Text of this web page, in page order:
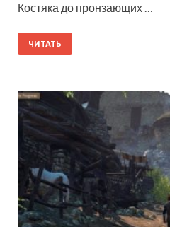
Костяка до пронзающих …
ЧИТАТЬ